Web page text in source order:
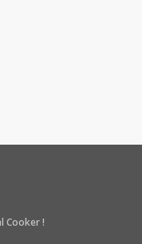
Cooker !